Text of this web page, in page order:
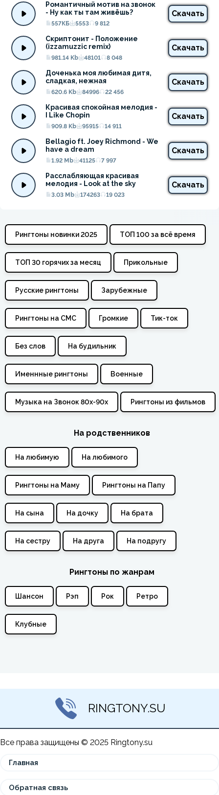
Романтичный мотив на звонок
- Ну как ты там живёшь?
557КБ 5553 9 812
Скачать
Скриптонит - Положение
(izzamuzzic remix)
981.14 Kb 48101 8 048
Скачать
Доченька моя любимая дитя,
сладкая, нежная
620.6 Kb 84996 22 456
Скачать
Красивая спокойная мелодия -
I Like Chopin
909.8 Kb 95915 14 911
Скачать
Bellagio ft. Joey Richmond - We
have a dream
1.92 Mb 41125 7 997
Скачать
Расслабляющая красивая
мелодия - Look at the sky
3.03 Mb 174263 19 023
Скачать
Рингтоны новинки 2025 ТОП 100 за всё время
ТОП 30 горячих за месяц Прикольные
Русские рингтоны Зарубежные
Рингтоны на СМС Громкие Тик-ток
Без слов На будильник
Именнные рингтоны Военные
Музыка на Звонок 80х-90х Рингтоны из фильмов
На родственников
На любимую На любимого
Рингтоны на Маму Рингтоны на Папу
На сына На дочку На брата
На сестру На друга На подругу
Рингтоны по жанрам
Шансон Рэп Рок Ретро
Клубные
RINGTONY.SU
Все права защищены © 2025 Ringtony.su
Главная
Обратная связь